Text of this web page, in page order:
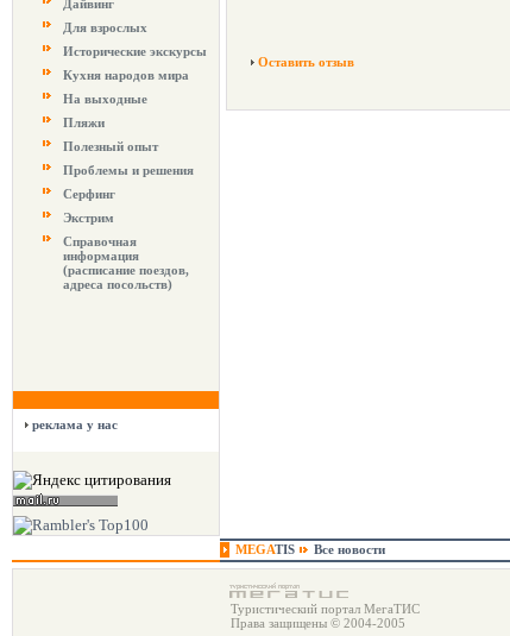
Дайвинг
Для взрослых
Исторические экскурсы
Кухня народов мира
На выходные
Пляжи
Полезный опыт
Проблемы и решения
Серфинг
Экстрим
Справочная
информация
(расписание поездов,
адреса посольств)
реклама у нас
Оставить отзыв
MEGATIS Все новости
Туристический портал МегаТИС
Права защищены © 2004-2005